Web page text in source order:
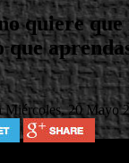
quiere que
que
Miércoles, 20 Mayo